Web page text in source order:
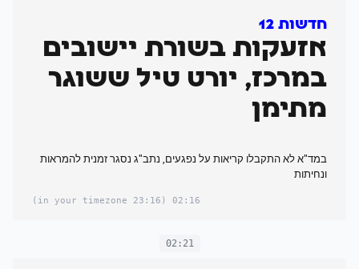
חדשות 12
אזעקות בשורת יישובים
במרכז, יורט טיל ששוגר
מתימן
במד"א לא התקבלו קריאות על נפגעים, נתב"ג נסגר זמנית להמראות
ונחיתות
02:16
(23:16 in your timezone)
02:21